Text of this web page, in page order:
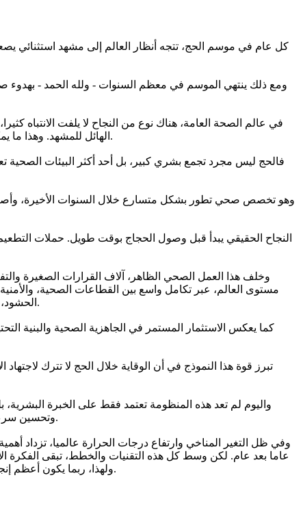
كل عام في موسم الحج، تتجه أنظار العالم إلى مشهد استثنائي
ومع ذلك ينتهي الموسم في معظم السنوات - ولله الحمد -
في عالم الصحة العامة، هناك نوع من النجاح لا يلفت الانتباه
الهائل للمشهد. وهذا ما يمكن وصفه بـ«النجاح الصامت» النجاح الذي يقاس بالأزمات التي لم تحدث، وبالمخاطر التي جرى احتواؤها قبل أن تتحول إلى كارثة يراها الجميع.
فالحج ليس مجرد تجمع بشري كبير، بل أحد أكثر البيئات الصحية
النجاح الحقيقي يبدأ قبل وصول الحجاج بوقت طويل. حملات
وخلف هذا العمل الصحي الظاهر، آلاف القرارات الصغيرة
مستوى العالم، عبر تكامل واسع بين القطاعات الصحية،
الحشود، والحلول الرقمية الحديثة، كلها تعمل ضمن نموذج متكامل هدفه حماية صحة ملايين الحجاج خلال فترة زمنية قصيرة وضمن بيئة شديدة التعقيد.
كما يعكس الاستثمار المستمر في الجاهزية الصحية والبنية
تبرز قوة هذا النموذج في أن الوقاية خلال الحج لا تترك
واليوم لم تعد هذه المنظومة تعتمد فقط على الخبرة
وتحسين سرعة الاستجابة. وهذا يعكس تحولا مهما في مفهوم الرعاية الصحية الحديثة وهو الانتقال من التعامل مع الأزمة بعد وقوعها إلى توقعها قبل تشكلها.
وفي ظل التغير المناخي وارتفاع درجات الحرارة عالميا، تزداد
عاما بعد عام. لكن وسط كل هذه التقنيات والخطط، تبقى الفكرة
ولهذا، ربما يكون أعظم إنجاز صحي في الحج هو أن ملايين البشر يؤدون مناسكهم ويعودون إلى بلدانهم، دون أن يشعر معظمهم بحجم العمل الهائل الذي جعل ذلك ممكنا.